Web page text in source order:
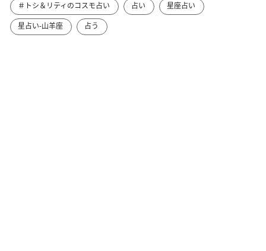
＃トシ＆リティのコスモ占い 占い
星座占い
星占い-山羊座
占う